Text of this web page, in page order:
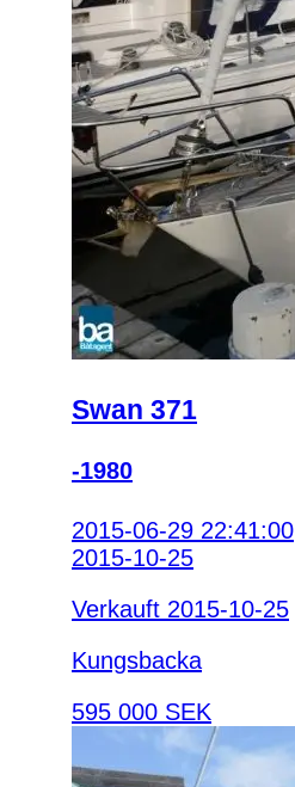
Swan 371
-1980
2015-06-29 22:41:00
2015-10-25
Verkauft 2015-10-25
Kungsbacka
595 000 SEK